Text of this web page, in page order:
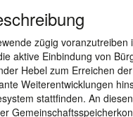
zügig
aktive Einbindung von
Hebel zum Erreichen
Weiterentwicklungen
stattfinden. An